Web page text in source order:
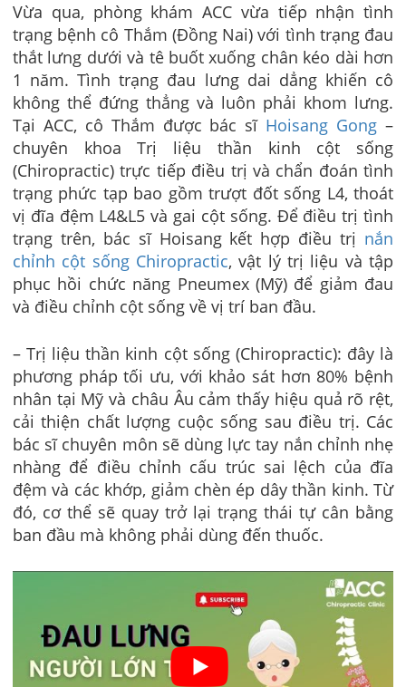
Vừa qua, phòng khám ACC vừa tiếp nhận tình
trạng bệnh cô Thắm (Đồng Nai) với tình trạng đau
thắt lưng dưới và tê buốt xuống chân kéo dài hơn
1 năm. Tình trạng đau lưng dai dẳng khiến cô
không thể đứng thẳng và luôn phải khom lưng.
Tại ACC, cô Thắm được bác sĩ Hoisang Gong –
chuyên khoa Trị liệu thần kinh cột sống
(Chiropractic) trực tiếp điều trị và chẩn đoán tình
trạng phức tạp bao gồm trượt đốt sống L4, thoát
vị đĩa đệm L4&L5 và gai cột sống. Để điều trị tình
trạng trên, bác sĩ Hoisang kết hợp điều trị nắn
chỉnh cột sống Chiropractic, vật lý trị liệu và tập
phục hồi chức năng Pneumex (Mỹ) để giảm đau
và điều chỉnh cột sống về vị trí ban đầu.
– Trị liệu thần kinh cột sống (Chiropractic): đây là
phương pháp tối ưu, với khảo sát hơn 80% bệnh
nhân tại Mỹ và châu Âu cảm thấy hiệu quả rõ rệt,
cải thiện chất lượng cuộc sống sau điều trị. Các
bác sĩ chuyên môn sẽ dùng lực tay nắn chỉnh nhẹ
nhàng để điều chỉnh cấu trúc sai lệch của đĩa
đệm và các khớp, giảm chèn ép dây thần kinh. Từ
đó, cơ thể sẽ quay trở lại trạng thái tự cân bằng
ban đầu mà không phải dùng đến thuốc.